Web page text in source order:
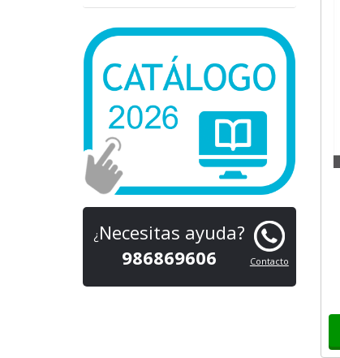
Contacto
¿ Necesitas ayuda?
986869606